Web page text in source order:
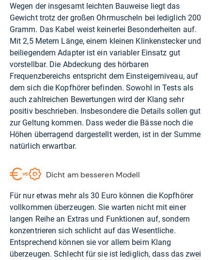
Wegen der insgesamt leichten Bauweise liegt das
Gewicht trotz der großen Ohrmuscheln bei lediglich 200
Gramm. Das Kabel weist keinerlei Besonderheiten auf.
Mit 2,5 Metern Länge, einem kleinen Klinkenstecker und
beiliegendem Adapter ist ein variabler Einsatz gut
vorstellbar. Die Abdeckung des hörbaren
Frequenzbereichs entspricht dem Einsteigerniveau, auf
dem sich die Kopfhörer befinden. Sowohl in Tests als
auch zahlreichen Bewertungen wird der Klang sehr
positiv beschrieben. Insbesondere die Details sollen gut
zur Geltung kommen. Dass weder die Bässe noch die
Höhen überragend dargestellt werden, ist in der Summe
natürlich erwartbar.
Dicht am besseren Modell
Für nur etwas mehr als 30 Euro können die Kopfhörer
vollkommen überzeugen. Sie warten nicht mit einer
langen Reihe an Extras und Funktionen auf, sondern
konzentrieren sich schlicht auf das Wesentliche.
Entsprechend können sie vor allem beim Klang
überzeugen. Schlecht für sie ist lediglich, dass das zwei